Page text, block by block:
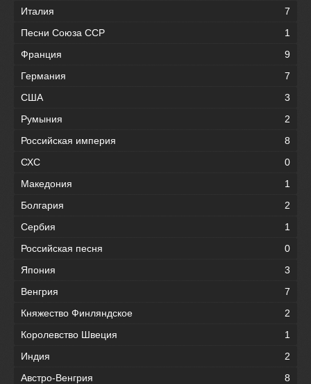
Италия
7
Песни Союза ССР
1
Франция
9
Германия
7
США
3
Румыния
2
Российская империя
8
СХС
0
Македония
1
Болгария
2
Сербия
1
Российская песня
0
Япония
3
Венгрия
7
Княжество Финляндское
2
Королевство Швеция
1
Индия
2
Австро-Венгрия
8